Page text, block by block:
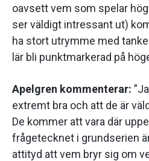
oavsett vem som spelar
ser väldigt intressant ut)
ha stort utrymme med
lär bli punktmarkerad på
Apelgren kommenterar:
extremt bra och att de är
De kommer att vara där
frågetecknet i grundserien
attityd att vem bryr sig om